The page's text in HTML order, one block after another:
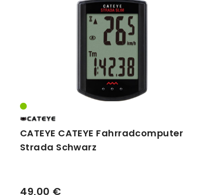
CATEYE CATEYE Fahrradcomputer
Strada Schwarz
49,00 €